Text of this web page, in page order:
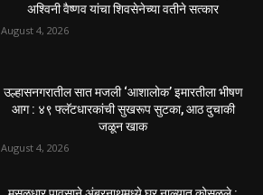
अश्विनी वैष्णव यांचा शिवसेनेच्या वतीने सत्कार
August 4, 2026
उल्हासनगरातील सात मजली ‘आशालोक’ इमारतीला भीषण
आग : ४९ फ्लॅटधारकांची सुखरूप सुटका, आठ दुचाकी
जळून खाक
August 4, 2026